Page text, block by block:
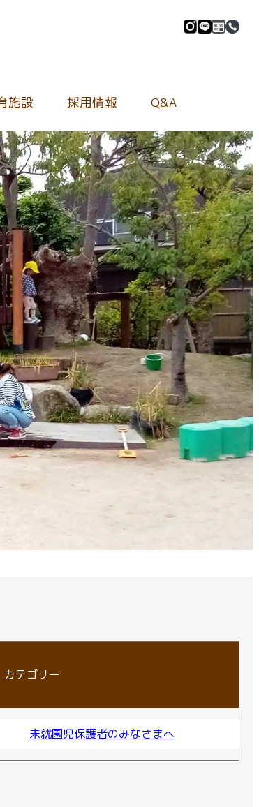
採用情報Information
よくあるご質問
保育内容について
持ち物について
給食について
入園について
小規模保育施設について
採用について
施設の紹介
園庭の環境
ふたぱーく
園内の環境
あいあいホール
給食室
全ての保護者さま
地域の皆さま向け
キンダーカウンセリング
ふたぷぅマーケット
施設 採用情報 Q&A
カテゴリー
未就園児保護者のみなさまへ